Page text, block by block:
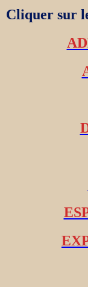
Cliquer sur